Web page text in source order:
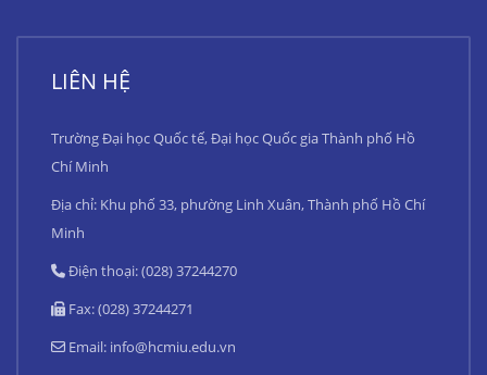
LIÊN HỆ
Trường Đại học Quốc tế, Đại học Quốc gia Thành phố Hồ
Chí Minh
Địa chỉ: Khu phố 33, phường Linh Xuân, Thành phố Hồ Chí
Minh
Điện thoại: (028) 37244270
Fax: (028) 37244271
Email: info@hcmiu.edu.vn